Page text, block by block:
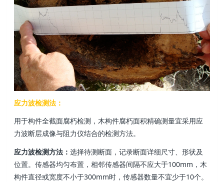
应力波检测法：
用于构件全截面腐朽检测，木构件腐朽面积精确测量宜采用应
力波断层成像与阻力仪结合的检测方法。
应力波检测方法：选择待测断面，记录断面详细尺寸、形状及
位置。传感器均匀布置，相邻传感器间隔不应大于100mm，木
构件直径或宽度不小于300mm时，传感器数量不宜少于10个。